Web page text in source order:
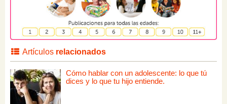
Artículos relacionados
Cómo hablar con un adolescente: lo que tú
dices y lo que tu hijo entiende.